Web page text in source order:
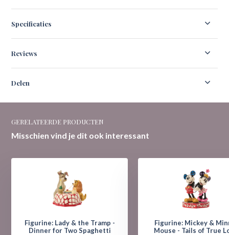
Specificaties
Reviews
Delen
GERELATEERDE PRODUCTEN
Misschien vind je dit ook interessant
Figurine: Lady & the Tramp -
Dinner for Two Spaghetti
Figurine: Mickey &
Mouse - Tails of True